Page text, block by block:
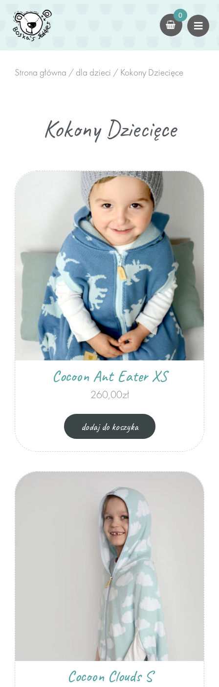
×
Kokony
czapki
dla dzieci
Kokony Dziecięce
Kominy z Uszami
zabawki
zwierzaki
zrób sam misia
Termofory
dodatki do misiów
do domu
Pufy
akcesoria
Maseczki
Breloki
Nerki
Wypełnienie
Zapakuj
wyprzedaż
Nerki
Gry i Książki
Ubranie
Czapki, butki
Pozostałe
0
Strona główna / dla dzieci / Kokony Dziecięce
Kokony Dziecięce
Cocoon Ant Eater XS
260,00zł
dodaj do koszyka
Cocoon Clouds S